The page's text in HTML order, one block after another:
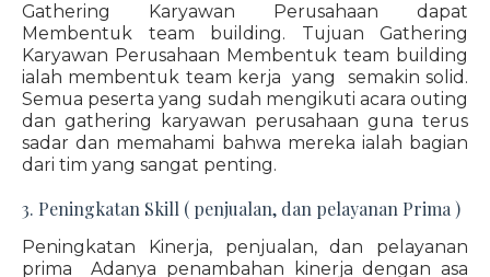
Gathering Karyawan Perusahaan dapat
Membentuk team building. Tujuan Gathering
Karyawan Perusahaan Membentuk team building
ialah membentuk team kerja yang semakin solid.
Semua peserta yang sudah mengikuti acara outing
dan gathering karyawan perusahaan guna terus
sadar dan memahami bahwa mereka ialah bagian
dari tim yang sangat penting.
3. Peningkatan Skill ( penjualan, dan pelayanan Prima )
Peningkatan Kinerja, penjualan, dan pelayanan
prima Adanya penambahan kinerja dengan asa